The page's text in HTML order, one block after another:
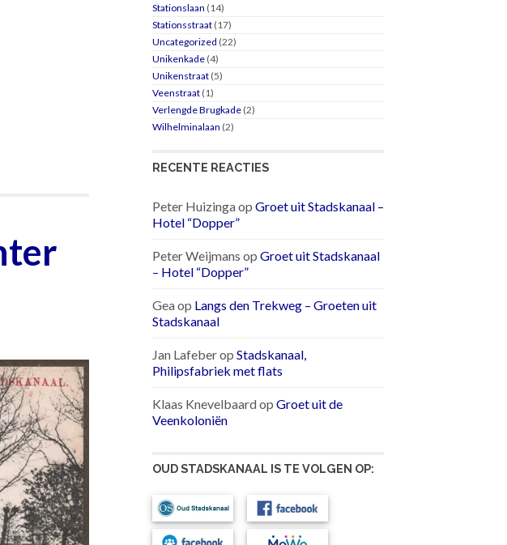
Stationslaan (14)
Stationsstraat (17)
Uncategorized (22)
Unikenkade (4)
Unikenstraat (5)
Veenstraat (1)
Verlengde Brugkade (2)
Wilhelminalaan (2)
RECENTE REACTIES
Peter Huizingaop Groet uit Stadskanaal –
Hotel “Dopper”
Peter Weijmans op Groet uit Stadskanaal
– Hotel “Dopper”
Geaop Langs den Trekweg – Groeten uit
Stadskanaal
Jan Lafeberop Stadskanaal,
Philipsfabriek met flats
Klaas Knevelbaardop Groet uit de
Veenkoloniën
OUD STADSKANAAL IS TE VOLGEN OP: